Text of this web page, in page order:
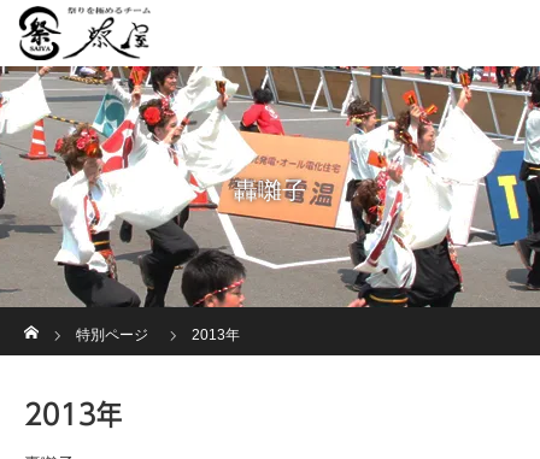
轟囃子
特別ページ
2013年
2013年